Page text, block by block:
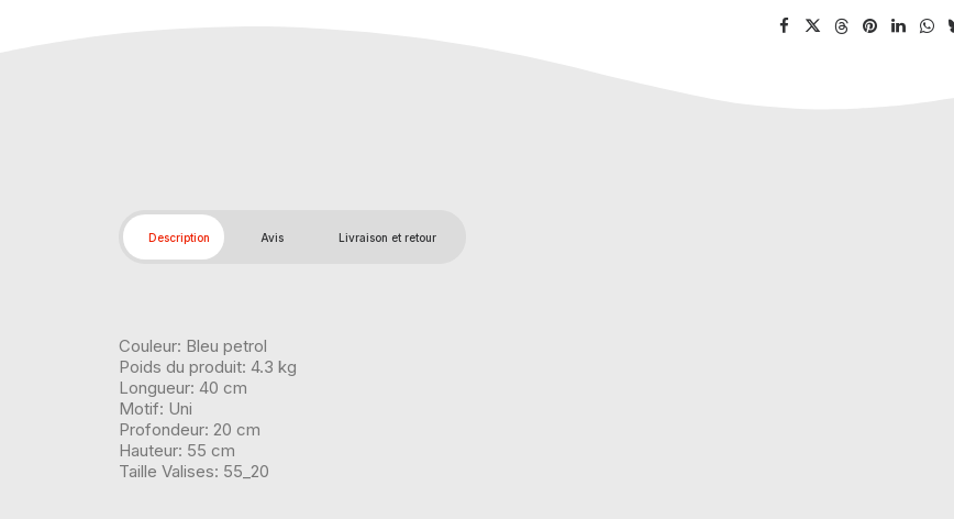
Description Avis Livraison et retour
Couleur: Bleu petrol
Poids du produit: 4.3 kg
Longueur: 40 cm
Motif: Uni
Profondeur: 20 cm
Hauteur: 55 cm
Taille Valises: 55_20